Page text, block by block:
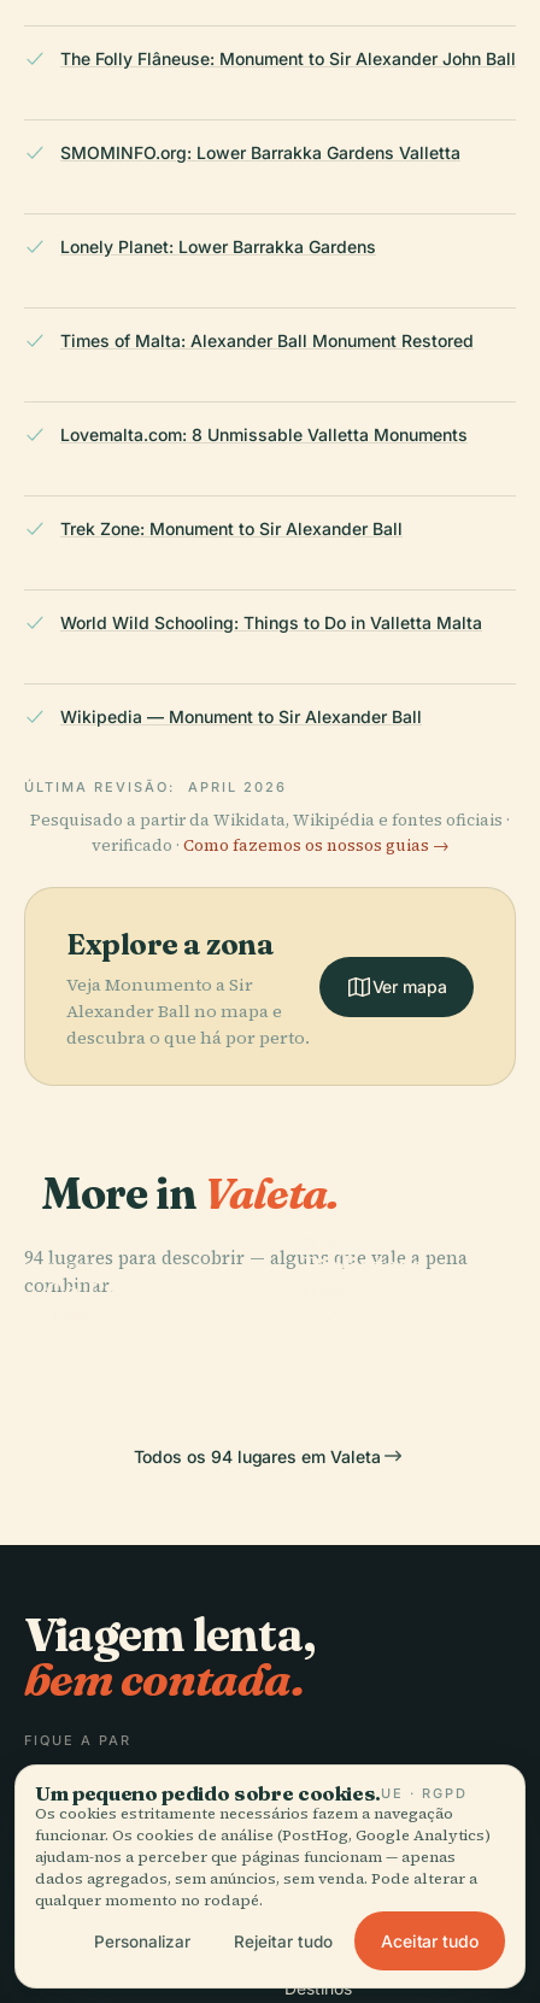
The Folly Flâneuse: Monument to Sir Alexander John Ball
SMOMINFO.org: Lower Barrakka Gardens Valletta
Lonely Planet: Lower Barrakka Gardens
Times of Malta: Alexander Ball Monument Restored
Lovemalta.com: 8 Unmissable Valletta Monuments
Trek Zone: Monument to Sir Alexander Ball
World Wild Schooling: Things to Do in Valletta Malta
Wikipedia — Monument to Sir Alexander Ball
ÚLTIMA REVISÃO: APRIL 2026
Pesquisado a partir da Wikidata, Wikipédia e fontes oficiais ·
verificado · Como fazemos os nossos guias →
Explore a zona
Veja Monumento a Sir
Alexander Ball no mapa e
descubra o que há por perto.
Ver mapa
More in Valeta.
94 lugares para descobrir — alguns que vale a pena
combinar.
PLACE
Co-Catedral de
Biblioteca
Todos os 94 lugares em Valeta
Viagem lenta,
bem contada.
FIQUE A PAR
Juntar-se
Audiala EXPLORAR
Destinos
Um pequeno pedido sobre cookies.UE · RGPD
Os cookies estritamente necessários fazem a navegação
funcionar. Os cookies de análise (PostHog, Google Analytics)
ajudam-nos a perceber que páginas funcionam — apenas
dados agregados, sem anúncios, sem venda. Pode alterar a
qualquer momento no rodapé.
Personalizar Rejeitar tudo Aceitar tudo